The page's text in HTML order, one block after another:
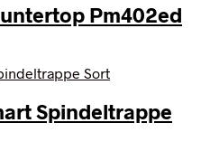
Pm402ed
Spindeltrappe